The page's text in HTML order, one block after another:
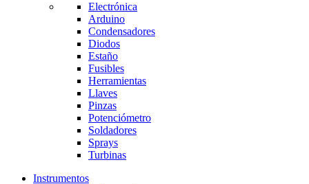
Electrónica
Arduino
Condensadores
Diodos
Estaño
Fusibles
Herramientas
Llaves
Pinzas
Potenciómetro
Soldadores
Sprays
Turbinas
Instrumentos